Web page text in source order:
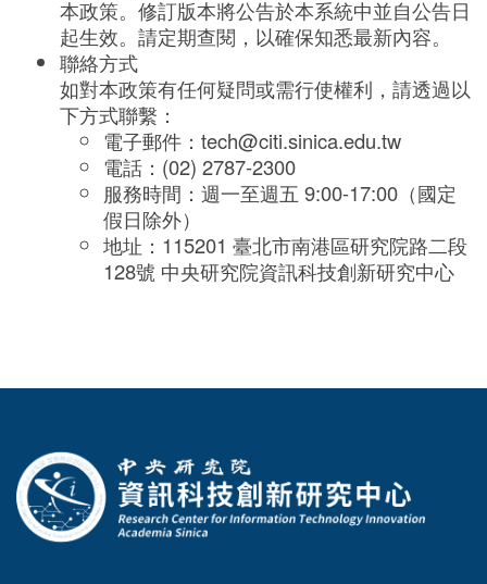
本政策。修訂版本將公告於本系統中並自公告日
起生效。請定期查閱，以確保知悉最新內容。
聯絡方式
如對本政策有任何疑問或需行使權利，請透過以
下方式聯繫：
電子郵件：tech@citi.sinica.edu.tw
電話：(02) 2787-2300
服務時間：週一至週五 9:00-17:00（國定
假日除外）
地址：115201 臺北市南港區研究院路二段
128號 中央研究院資訊科技創新研究中心